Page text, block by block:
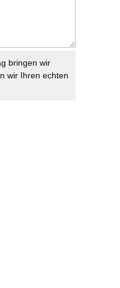
bringen wir
wir Ihren echten